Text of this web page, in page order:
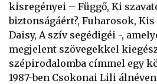
kisregényei – Függő, Ki
biztonságáért?, Fuharosok,
Daisy, A szív segédigéi -,
megjelent szövegekkel
szépirodalomba címmel egy
1987-ben Csokonai Lili